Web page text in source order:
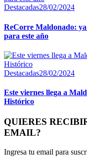
Destacadas28/02/2024
ReCorre Maldonado:
para este año
Destacadas28/02/2024
Este viernes llega a
Histórico
QUIERES
EMAIL?
Ingresa tu email para